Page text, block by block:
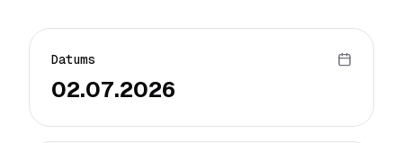
Datums
02.07.2026